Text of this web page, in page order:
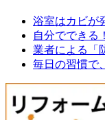
浴室はカビが
自分でできる
業者による「
毎日の習慣で